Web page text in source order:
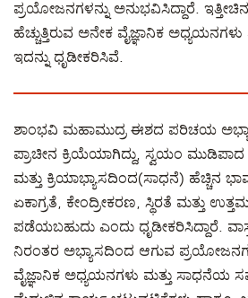
ಪ್ರಯೋಜನಗಳನ್ನು ಅನುಭವಿಸಿದ್ದಾರೆ.
ಹೆಚ್ಚುತ್ತಿರುವ ಅನೇಕ ವೈಜ್ಞಾನಿಕ
ಇದನ್ನು ಧೃಡೀಕರಿಸಿವೆ.
ಶಾಂಭವಿ ಮಹಾಮುದ್ರಈಶದ ಪರಿಚಯ
ಪ್ರಾಚೀನ ಕ್ರಿಯೆಯಾಗಿದ್ದು, ಸ್ವಯಂ ಮುಡಿಪಾದ
ಮತ್ತು ಕ್ರಿಯಾಭ್ಯಾಸದಿಂದ(ಸಾಧನೆ) ಹೆಚ್ಚಿನ
ಏಕಾಗ್ರತೆ, ಕೇಂದ್ರೀಕರಣ, ಸ್ಥಿರತೆ ಮತ್ತು
ಪಡೆಯಬಹುದು ಎಂದು ಧೃಡೀಕರಿಸಿದ್ದಾರೆ.
ನಿರಂತರ ಅಭ್ಯಾಸದಿಂದ ಆಗುವ
ವೈಜ್ಞಾನಿಕ ಅಧ್ಯಯನಗಳು ಮತ್ತು